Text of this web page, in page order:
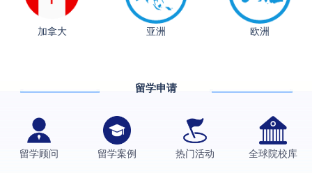
加拿大 亚洲 欧洲
留学申请
留学顾问 留学案例 热门活动 全球院校库
从上海财大2+2到谢菲尔德：低均分逆袭QS百强金
西南财经大学投资学背景，成功斩获英国名校多份
上海财经大学经济学背景成功斩获爱丁堡大学经济学